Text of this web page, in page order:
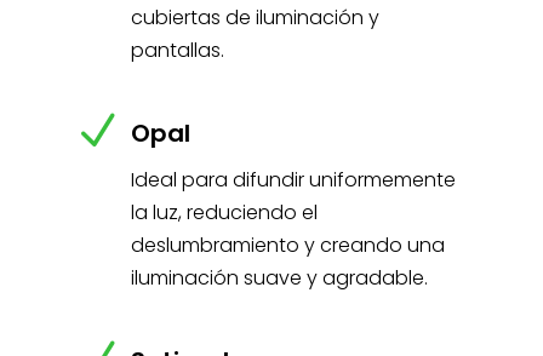
cubiertas de iluminación y
pantallas.
N Opal
Ideal para difundir uniformemente
la luz, reduciendo el
deslumbramiento y creando una
iluminación suave y agradable.